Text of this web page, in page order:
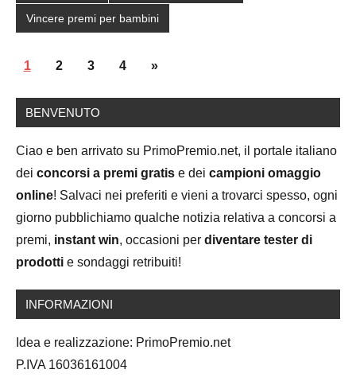
Vincere premi per bambini
Posts
1 2 3 4
Next
»
BENVENUTO
Ciao e ben arrivato su PrimoPremio.net, il portale italiano
dei concorsi a premi gratis e dei campioni omaggio
online! Salvaci nei preferiti e vieni a trovarci spesso, ogni
giorno pubblichiamo qualche notizia relativa a concorsi a
premi, instant win, occasioni per diventare tester di
prodotti e sondaggi retribuiti!
INFORMAZIONI
Idea e realizzazione: PrimoPremio.net
P.IVA 16036161004